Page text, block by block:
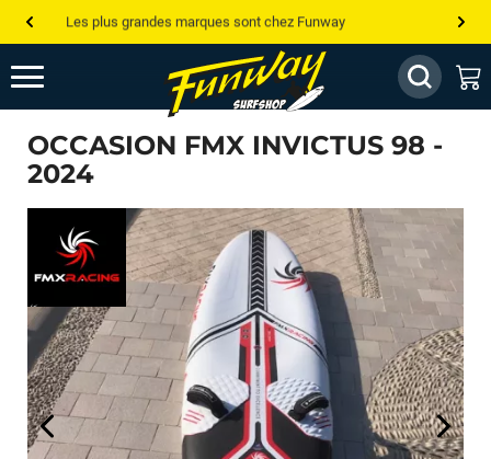
Les plus grandes marques sont chez Funway
Jusqu’à -75% de remise sur le windsurf, wingfoil, etc...
💰 Meilleur prix garanti — Moins cher ailleurs ? On s’aligne !
Besoin de conseils de pro ? Appelle nous !
OCCASION FMX INVICTUS 98 -
2024